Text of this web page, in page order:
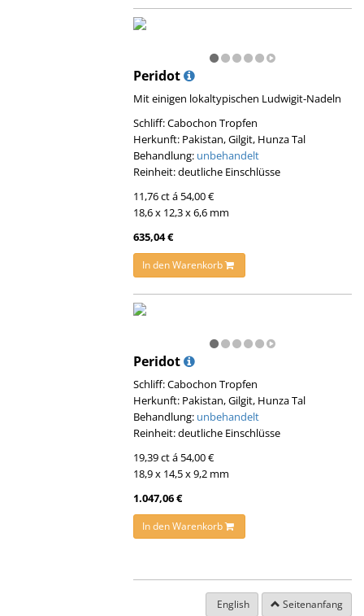
Peridot
Mit einigen lokaltypischen Ludwigit-Nadeln
Schliff: Cabochon Tropfen
Herkunft: Pakistan, Gilgit, Hunza Tal
Behandlung: unbehandelt
Reinheit: deutliche Einschlüsse
11,76 ct á 54,00 €
18,6 x 12,3 x 6,6 mm
635,04 €
In den Warenkorb
Peridot
Schliff: Cabochon Tropfen
Herkunft: Pakistan, Gilgit, Hunza Tal
Behandlung: unbehandelt
Reinheit: deutliche Einschlüsse
19,39 ct á 54,00 €
18,9 x 14,5 x 9,2 mm
1.047,06 €
In den Warenkorb
English Seitenanfang